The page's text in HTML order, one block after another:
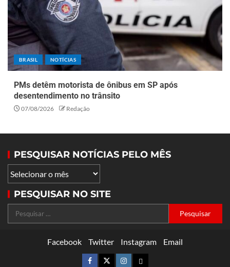
BRASIL NOTÍCIAS
PMs detêm motorista de ônibus em SP após
desentendimento no trânsito
07/08/2026 Redação
PESQUISAR NOTÍCIAS PELO MÊS
PESQUISAR NO SITE
Facebook Twitter Instagram Email